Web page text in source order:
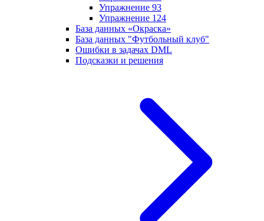
Упражнение 93
Упражнение 124
База данных «Окраска»
База данных "Футбольный клуб"
Ошибки в задачах DML
Подсказки и решения